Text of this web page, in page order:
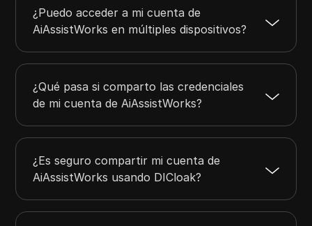
¿Puedo acceder a mi cuenta de
AiAssistWorks en múltiples dispositivos?
¿Qué pasa si comparto las credenciales
de mi cuenta de AiAssistWorks?
¿Es seguro compartir mi cuenta de
AiAssistWorks usando DICloak?